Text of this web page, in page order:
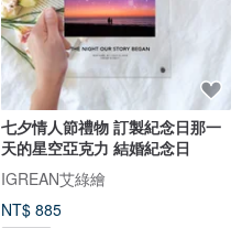
七夕情人節禮物 訂製紀念日那一
天的星空亞克力 結婚紀念日
IGREAN艾綠繪
NT$ 885